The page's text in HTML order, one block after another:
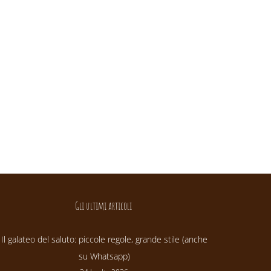
Gli ultimi articoli
Il galateo del saluto: piccole regole, grande stile (anche
su Whatsapp)